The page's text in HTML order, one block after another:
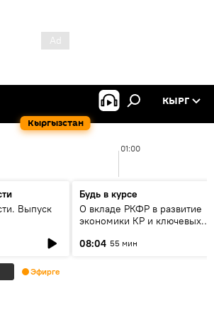
Кыргызстан
КЫРГ
01:00
Выпуск
Будь в курсе
О вкладе РКФР в развитие
экономики КР и ключевых
08:04 55 мин
Эфирге